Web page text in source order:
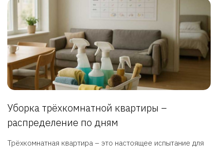
Уборка трёхкомнатной квартиры –
распределение по дням
Трёхкомнатная квартира – это настоящее испытание для